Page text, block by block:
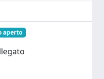
aperto